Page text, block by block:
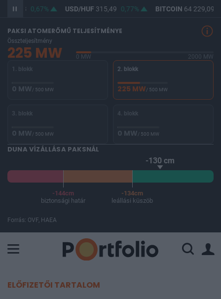
364,13 0,67% USD/HUF315,49 0,77% BITCOIN64 229,09
PAKSI ATOMERŐMŰ TELJESÍTMÉNYE
Összteljesítmény
225 MW 0 MW
2000 MW
1. blokk
0 MW/ 500 MW
2. blokk
225 MW/ 500 MW
3. blokk
0 MW/ 500 MW
4. blokk
0 MW/ 500 MW
DUNA VÍZÁLLÁSA PAKSNÁL
-130 cm
-144cm
biztonsági határ
-134cm
leállási küszöb
Forrás: OVF, HAEA
ELŐFIZETŐI TARTALOM